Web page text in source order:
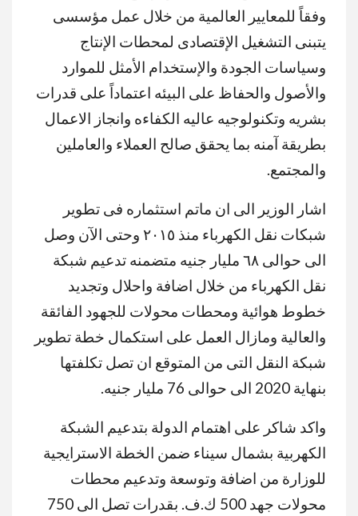
وفقاً للمعايير العالمية من خلال عمل مؤسسى
يتبنى التشغيل الإقتصادى لمحطات الإنتاج
وسياسات الجودة والإستخدام الأمثل للموارد
والأصول والحفاظ على البيئه اعتماداً على قدرات
بشريه وتكنولوجيه عاليه الكفاءه وانجاز الاعمال
بطريقة آمنه بما يحقق صالح العملاء والعاملين
والمجتمع.
اشار الوزير الى ان ماتم استثماره فى تطوير
شبكات نقل الكهرباء منذ ٢٠١٥ وحتى الآن وصل
الى حوالى ٦٨ مليار جنيه متضمنه تدعيم شبكة
نقل الكهرباء من خلال اضافة واحلال وتجديد
خطوط هوائية ومحطات محولات للجهود الفائقة
والعالية ومازال العمل على استكمال خطة تطوير
شبكة النقل التى من المتوقع ان تصل تكلفتها
بنهاية 2020 الى حوالى 76 مليار جنيه.
واكد شاكر على اهتمام الدولة بتدعيم الشبكة
الكهربية بشمال سيناء ضمن الخطة الاسترايجية
للوزارة من اضافة وتوسعة وتدعيم محطات
محولات جهد 500 ك.ف. بقدرات تصل الى 750